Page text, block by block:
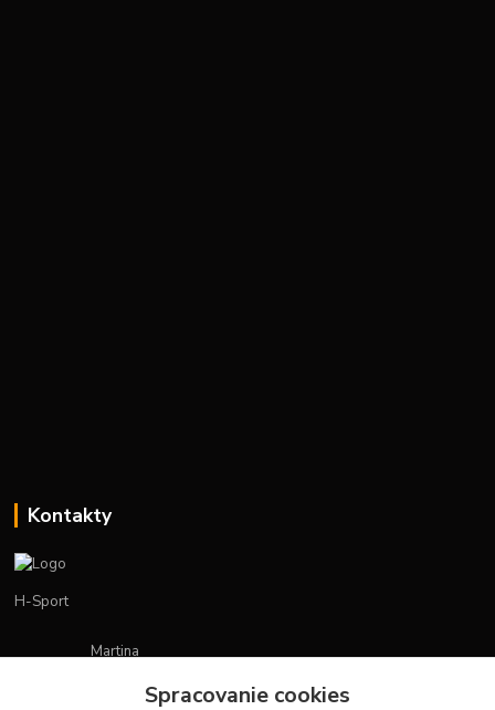
Kontakty
H-Sport
Martina
(Po-Pia, 7-15 hod.)
Spracovanie cookies